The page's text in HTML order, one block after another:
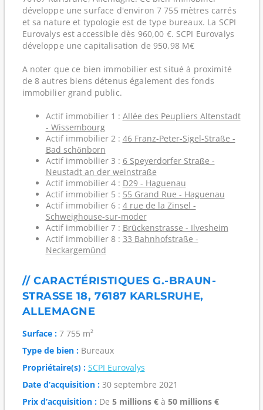
développe une surface d'environ 7 755 mètres carrés
et sa nature et typologie est de type bureaux. La SCPI
Eurovalys est accessible dès 960,00 €. SCPI Eurovalys
développe une capitalisation de 950,98 M€
A noter que ce bien immobilier est situé à proximité
de 8 autres biens détenus également des fonds
immobilier grand public.
Actif immobilier 1 : Allée des Peupliers Altenstadt
- Wissembourg
Actif immobilier 2 : 46 Franz-Peter-Sigel-Straße -
Bad schönborn
Actif immobilier 3 : 6 Speyerdorfer Straße -
Neustadt an der weinstraße
Actif immobilier 4 : D29 - Haguenau
Actif immobilier 5 : 55 Grand Rue - Haguenau
Actif immobilier 6 : 4 rue de la Zinsel -
Schweighouse-sur-moder
Actif immobilier 7 : Brückenstrasse - Ilvesheim
Actif immobilier 8 : 33 Bahnhofstraße -
Neckargemünd
// CARACTÉRISTIQUES G.-BRAUN-
STRASSE 18, 76187 KARLSRUHE, A
LLEMAGNE
Surface :7 755 m²
Type de bien :Bureaux
Propriétaire(s) : SCPI Eurovalys
Date d’acquisition :30 septembre 2021
Prix d’acquisition :De 5 millions €à 50 millions €